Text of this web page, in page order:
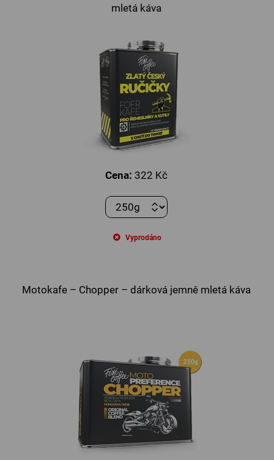
mletá káva
Cena: 322 Kč
Vyprodáno
Motokafe – Chopper – dárková jemně mletá káva